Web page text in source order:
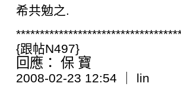
希共勉之.
{跟帖N497}
回應： 保 寶
2008-02-23 12:54 ｜ lin